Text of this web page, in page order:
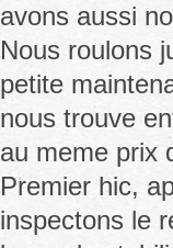
avons aussi
Nous roulons
petite
nous trouve
au meme prix
Premier hic,
inspectons le